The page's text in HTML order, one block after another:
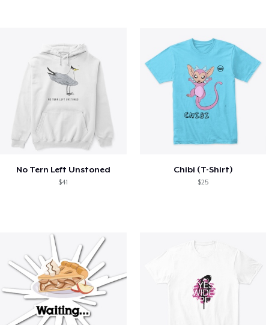
No Tern Left Unstoned
$41
Chibi (T-Shirt)
$25